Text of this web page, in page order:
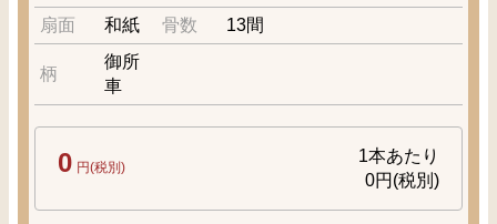
扇面
和紙 骨数 13間
柄
御所
車
0 円(税別)
1本あたり
0円(税別)